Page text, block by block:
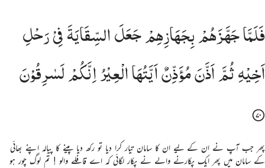
فلما جهزهم بجهازهم جعل السقاية في رحل اخيه ثم اذن موذن ايتها العير انكم لسارقون ٧٠
فَلَمَّا جَهَّزَهُم بِجَهَازِهِمْ جَعَلَ ٱلسِّقَايَةَ فِى رَحْلِ أَخِيهِ ثُمَّ أَذَّنَ مُؤَذِّنٌ أَيَّتُهَا ٱلْعِيرُ إِنَّكُمْ لَسَـٰرِقُونَ ٧٠
فَلَمَّاجَهَّزَهُمْبِجَهَازِهِمْجَعَلَالسِّقَایَةَفِیْرَحْلِ
اَخِیْهِثُمَّاَذَّنَمُؤَذِّنٌاَیَّتُهَاالْعِیْرُاِنَّكُمْلَسٰرِقُوْنَ
پھر جب آپ نے ان کے لیے ان کا سامان تیار کرا دیا تو رکھ دیا پینے کا پیالہ اپنے بھائی
کے سامان میں پھر ایک پکارنے والے نے پکار لگائی کہ اے قافلے والو ! تم لوگ چور ہو